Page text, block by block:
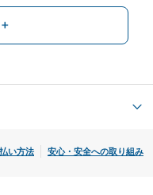
は、ぜひギフトモールにお
い方法 安心・安全への取り組み